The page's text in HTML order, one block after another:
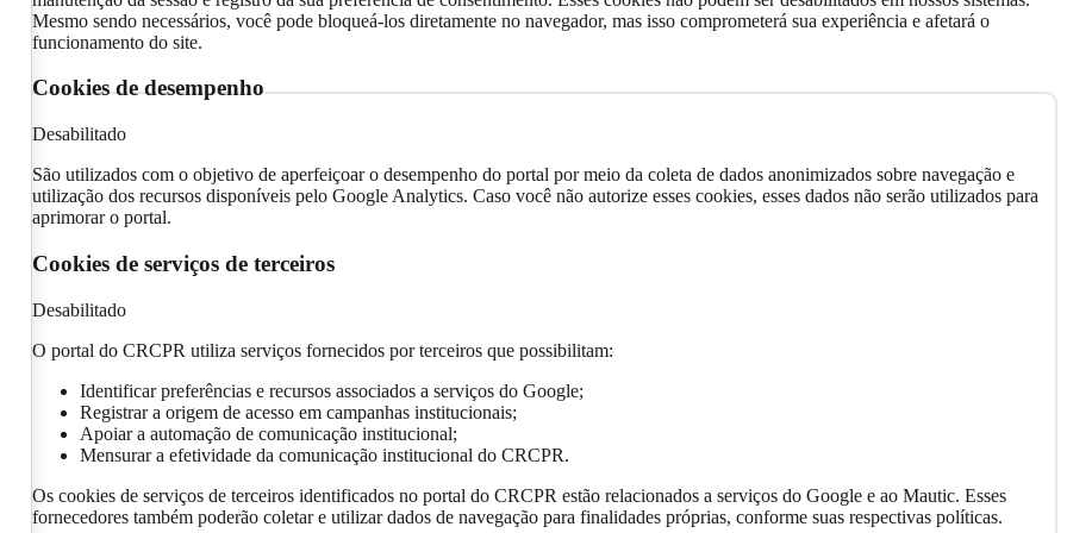
Mesmo sendo necessários, você pode bloqueá-los diretamente no navegador, mas isso comprometerá sua experiência e afetará o
funcionamento do site.
Cookies de desempenho
Desabilitado
São utilizados com o objetivo de aperfeiçoar o desempenho do portal por meio da coleta de dados anonimizados sobre navegação e
utilização dos recursos disponíveis pelo Google Analytics. Caso você não autorize esses cookies, esses dados não serão utilizados para
aprimorar o portal.
Cookies de serviços de terceiros
Desabilitado
O portal do CRCPR utiliza serviços fornecidos por terceiros que possibilitam:
Identificar preferências e recursos associados a serviços do Google;
Registrar a origem de acesso em campanhas institucionais;
Apoiar a automação de comunicação institucional;
Mensurar a efetividade da comunicação institucional do CRCPR.
Os cookies de serviços de terceiros identificados no portal do CRCPR estão relacionados a serviços do Google e ao Mautic. Esses
fornecedores também poderão coletar e utilizar dados de navegação para finalidades próprias, conforme suas respectivas políticas.